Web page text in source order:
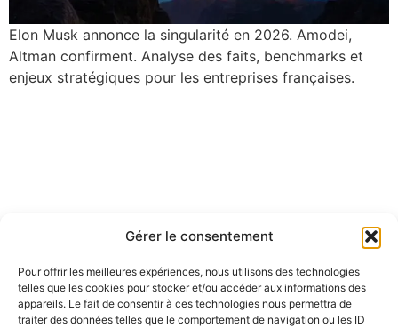
Gérer le consentement
Pour offrir les meilleures expériences, nous utilisons des technologies
telles que les cookies pour stocker et/ou accéder aux informations des
appareils. Le fait de consentir à ces technologies nous permettra de
traiter des données telles que le comportement de navigation ou les ID
Elon Musk annonce la singularité en 2026. Amodei,
Altman confirment. Analyse des faits, benchmarks et
enjeux stratégiques pour les entreprises françaises.